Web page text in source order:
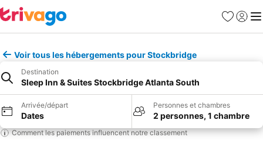
Favoris
Se
Voir tous les hébergements pour Stockbridge
Destination
Sleep Inn & Suites Stockbridge Atlanta South
Arrivée/départ
Dates
Personnes et chambres
2 personnes, 1 chambre
Comment les paiements influencent notre classement